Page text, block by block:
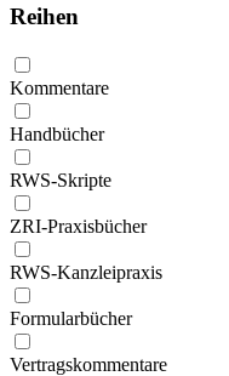
Reihen
Kommentare
Handbücher
RWS-Skripte
ZRI-Praxisbücher
RWS-Kanzleipraxis
Formularbücher
Vertragskommentare